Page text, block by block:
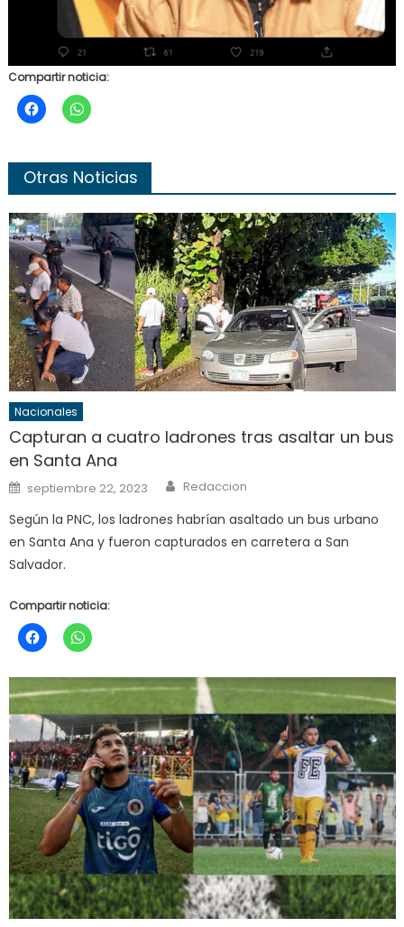
Compartir noticia:
Otras Noticias
Nacionales
Capturan a cuatro ladrones tras asaltar un bus
en Santa Ana
Posted
on
septiembre 22, 2023 Author
Redaccion
Según la PNC, los ladrones habrían asaltado un bus urbano
en Santa Ana y fueron capturados en carretera a San
Salvador.
Compartir noticia: